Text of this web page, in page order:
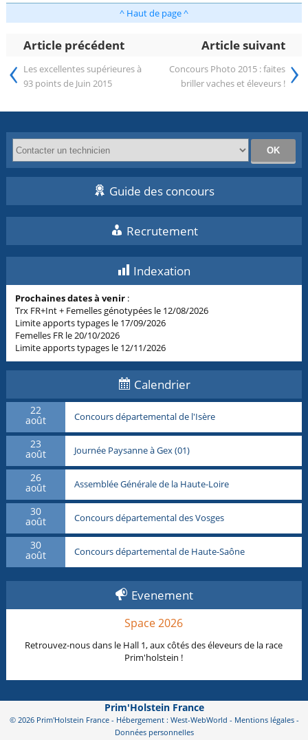
^ Haut de page ^
Article précédent Article suivant
‹ Les excellentes supérieures à
93 points de Juin 2015
Concours Photo 2015 : faites
briller vaches et éleveurs ! ›
Guide des concours
Recrutement
Indexation
Prochaines dates à venir :
Trx FR+Int + Femelles génotypées le 12/08/2026
Limite apports typages le 17/09/2026
Femelles FR le 20/10/2026
Limite apports typages le 12/11/2026
Calendrier
22
août Concours départemental de l'Isère
23
août Journée Paysanne à Gex (01)
26
août Assemblée Générale de la Haute-Loire
30
août Concours départemental des Vosges
30
août Concours départemental de Haute-Saône
Evenement
Space 2026
Retrouvez-nous dans le Hall 1, aux côtés des éleveurs de la race
Prim'holstein !
Prim'Holstein France
© 2026 Prim'Holstein France - Hébergement : West-WebWorld - Mentions légales-
Données personnelles